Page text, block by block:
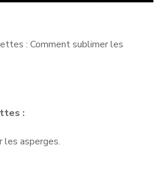
: Comment sublimer les
:
les asperges.